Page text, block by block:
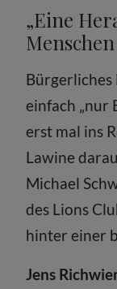
„Eine
Bürgerliches
einfach „nur
erst mal ins
Lawine
Michael
des Lions
hinter einer
Jens